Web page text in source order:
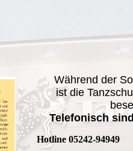
Während der
ist die
Telefonisch
Hotline 05242-94949